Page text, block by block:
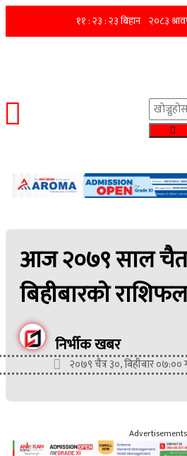
आज २०७९ साल
बिहीबारको राशिफल
निर्भीक खबर
२०७९ चैत्र ३०, बिहीबार
Advertisements